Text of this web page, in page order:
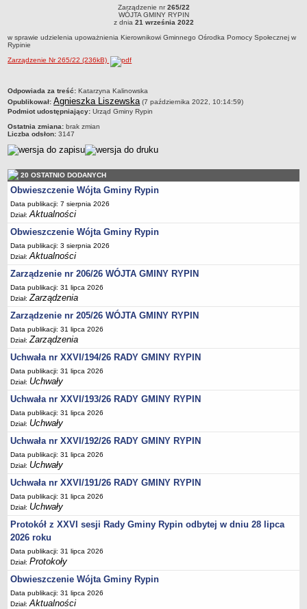
Związki i stowarzyszenia
Realizacja zadań publicznych
Rejestr zbiorów danych osobowych
Rejestr instytucji kultury
AKTUALNOŚCI I OGŁOSZENIA
URZĄD GMINY
Tabela informacyjna
Czas pracy urzędu
Nr konta bankowego, NIP, REGON
Pracownicy urzędu - urząd gminy
Pracownicy urzędu - baza magazynowo - warsztatowa
Kompetencje referatów
Regulamin organizacyjny
Regulamin naboru na wolne stanowiska urzędnicze
Ogłoszenia o naborze na wolne stanowiska urzędnicze
Lista kandydatów spełniających wymagania formalne w naborach na
wolne stanowiska urzędnicze
Wyniki naboru na wolne stanowiska urzędnicze
Petycje
Sygnaliści
Galeria
Raporty o stanie dostępności
Wnioski
WŁADZE I STRUKTURA
Struktura organizacyjna
Rada gminy
Wójt
Urząd gminy
Jednostki organizacyjne, GOPS, Instytucja kultury, OSP
Jednostki pomocnicze - sołectwa
Plan pracy komisji rewizyjnej
Zarządzenie nr 265/22WÓJTA GMINY RYPINz dnia 21 września 2022w sprawie
udzielenia upoważnienia Kierownikowi Gminnego Ośrodka Pomocy Społecznej w
Zarządzenie nr265/22
WÓJTA GMINY RYPIN
z dnia 21 września 2022
w sprawie udzielenia upoważnienia Kierownikowi Gminnego Ośrodka Pomocy Społecznej w
Rypinie
Zarządzenie Nr 265/22 (236kB)
metryczka
Odpowiada za treść: Katarzyna Kalinowska
Opublikował: Agnieszka Liszewska (7 października 2022, 10:14:59)
Podmiot udostępniający: Urząd Gminy Rypin
Ostatnia zmiana: brak zmian
Liczba odsłon: 3147
20 OSTATNIO DODANYCH
Obwieszczenie Wójta Gminy Rypin
Data publikacji: 7 sierpnia 2026
Dział:Aktualności
Obwieszczenie Wójta Gminy Rypin
Data publikacji: 3 sierpnia 2026
Dział:Aktualności
Zarządzenie nr 206/26 WÓJTA GMINY RYPIN
Data publikacji: 31 lipca 2026
Dział:Zarządzenia
Zarządzenie nr 205/26 WÓJTA GMINY RYPIN
Data publikacji: 31 lipca 2026
Dział:Zarządzenia
Uchwała nr XXVI/194/26 RADY GMINY RYPIN
Data publikacji: 31 lipca 2026
Dział: Uchwały
Uchwała nr XXVI/193/26 RADY GMINY RYPIN
Data publikacji: 31 lipca 2026
Dział: Uchwały
Uchwała nr XXVI/192/26 RADY GMINY RYPIN
Data publikacji: 31 lipca 2026
Dział: Uchwały
Uchwała nr XXVI/191/26 RADY GMINY RYPIN
Data publikacji: 31 lipca 2026
Dział: Uchwały
Protokół z XXVI sesji Rady Gminy Rypin odbytej w dniu 28 lipca
2026 roku
Data publikacji: 31 lipca 2026
Dział:Protokoły
Obwieszczenie Wójta Gminy Rypin
Data publikacji: 31 lipca 2026
Dział:Aktualności